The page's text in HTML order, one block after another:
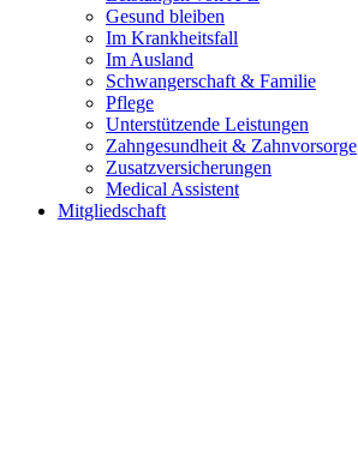
Gesund bleiben
Im Krankheitsfall
Im Ausland
Schwangerschaft & Familie
Pflege
Unterstützende Leistungen
Zahngesundheit & Zahnvorsorge
Zusatzversicherungen
Medical Assistent
Mitgliedschaft